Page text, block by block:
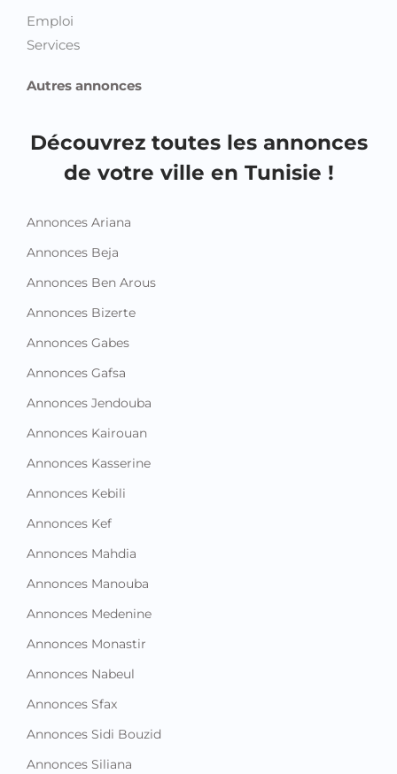
Emploi
Services
Autres annonces
Découvrez toutes les annonces
de votre ville en Tunisie !
Annonces Ariana
Annonces Beja
Annonces Ben Arous
Annonces Bizerte
Annonces Gabes
Annonces Gafsa
Annonces Jendouba
Annonces Kairouan
Annonces Kasserine
Annonces Kebili
Annonces Kef
Annonces Mahdia
Annonces Manouba
Annonces Medenine
Annonces Monastir
Annonces Nabeul
Annonces Sfax
Annonces Sidi Bouzid
Annonces Siliana